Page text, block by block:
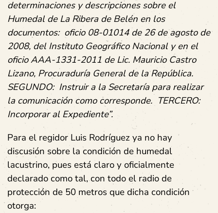
determinaciones y descripciones sobre el
Humedal de La Ribera de Belén en los
documentos: oficio 08-01014 de 26 de agosto de
2008, del Instituto Geográfico Nacional y en el
oficio AAA-1331-2011 de Lic. Mauricio Castro
Lizano, Procuraduría General de la República.
SEGUNDO: Instruir a la Secretaría para realizar
la comunicación como corresponde. TERCERO:
Incorporar al Expediente”.
Para el regidor Luis Rodríguez ya no hay
discusión sobre la condición de humedal
lacustrino, pues está claro y oficialmente
declarado como tal, con todo el radio de
protección de 50 metros que dicha condición
otorga: